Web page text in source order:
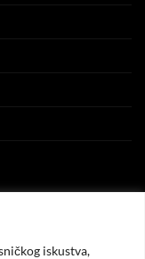
iskustva,